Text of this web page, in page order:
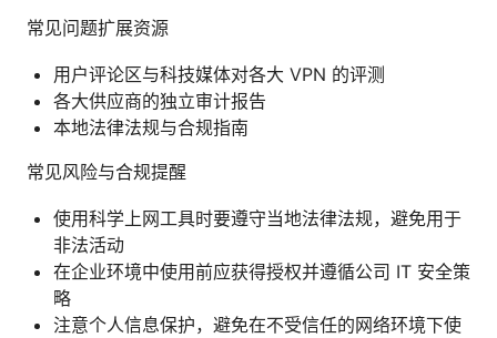
常见问题扩展资源
用户评论区与科技媒体对各大 VPN 的评测
各大供应商的独立审计报告
本地法律法规与合规指南
常见风险与合规提醒
使用科学上网工具时要遵守当地法律法规，避免用于
非法活动
在企业环境中使用前应获得授权并遵循公司 IT 安全策
略
注意个人信息保护，避免在不受信任的网络环境下使